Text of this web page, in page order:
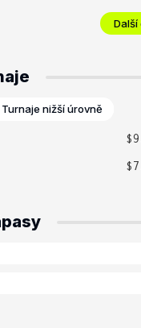
Turnaje nižší úrovně